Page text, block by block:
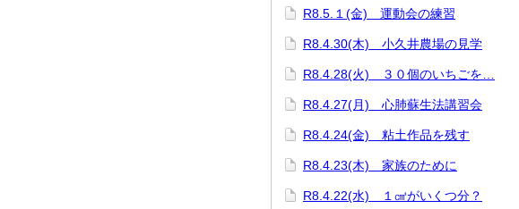
R8.5.１(金) 運動会の練習
R8.4.30(木) 小久井農場の見学
R8.4.28(火) ３０個のいちごを…
R8.4.27(月) 心肺蘇生法講習会
R8.4.24(金) 粘土作品を残す
R8.4.23(木) 家族のために
R8.4.22(水) １㎤がいくつ分？